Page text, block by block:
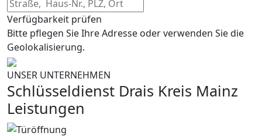
Verfügbarkeit prüfen
Bitte pflegen Sie Ihre Adresse oder verwenden Sie die
Geolokalisierung.
UNSER UNTERNEHMEN
Schlüsseldienst Drais Kreis Mainz
Leistungen